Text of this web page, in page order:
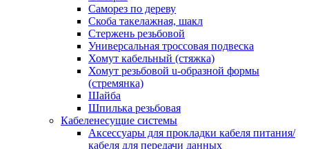
Угол т-образный для кабель-
Колодки клеммные
Аксессуары для клеммной
Колодка заземления клеммная
Нулевая шина
Одно-многополюсная клеммная
разделительная для клеммной
Проходная клеммная колодка
Торцевая клемма клеммной
Короба кабельные
Саморез по дереву
Скоба такелажная, шакл
Стержень резьбовой
Универсальная троссовая подвеска
Хомут кабельный (стяжка)
Хомут резьбовой u-образной формы
(стремянка)
Шайба
Шпилька резьбовая
Кабеленесущие системы
Аксессуары для прокладки кабеля питания/
кабеля для передачи данных